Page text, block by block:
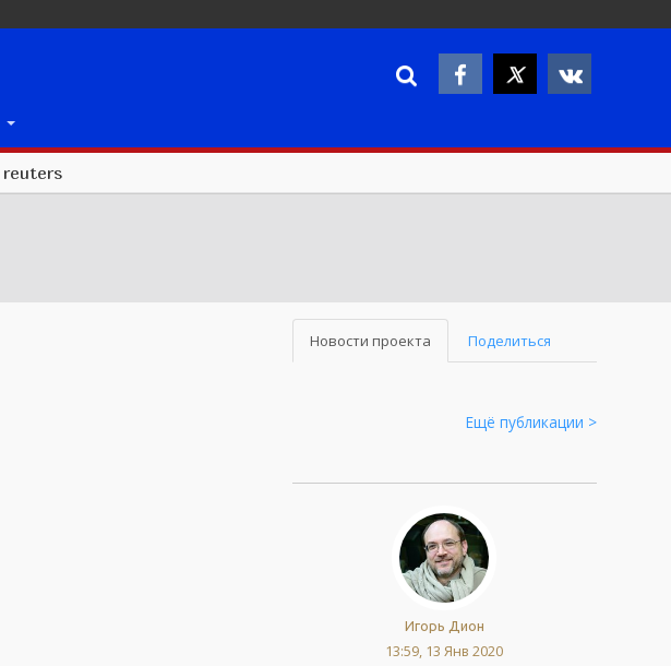
reuters
Новости проекта Поделиться
Ещё публикации >
Игорь Дион
13:59, 13 Янв 2020